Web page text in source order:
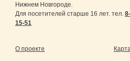
Нижнем Новгороде.
Для посетителей старше 16 лет. тел.
15-51
О проекте